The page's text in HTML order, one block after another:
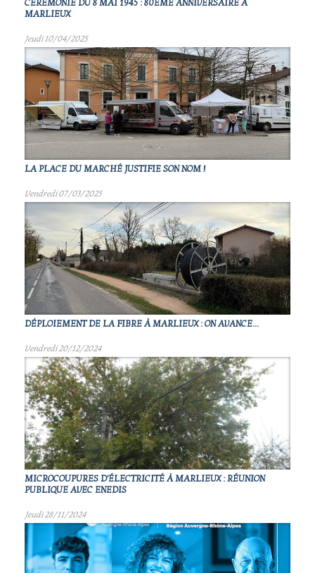
CÉRÉMONIE DU 8 MAI 1945 : 80ÈME ANNIVERSAIRE À
MARLIEUX
Jeudi 10/04/2025
LA PLACE DU MARCHÉ JUSTIFIE SON NOM !
Vendredi 07/03/2025
DÉPLOIEMENT DE LA FIBRE À MARLIEUX : ON AVANCE...
Vendredi 20/12/2024
MICROCOUPURES D'ÉLECTRICITÉ À MARLIEUX : RÉUNION
PUBLIQUE AVEC ENEDIS
Jeudi 28/11/2024